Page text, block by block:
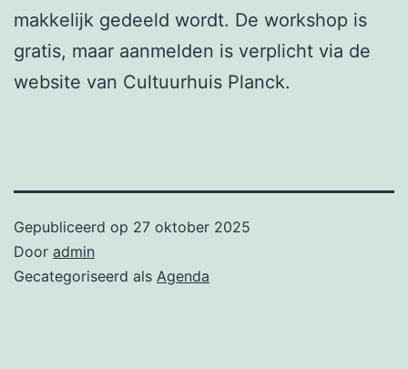
makkelijk gedeeld wordt. De workshop is
gratis, maar aanmelden is verplicht via de
website van Cultuurhuis Planck.
Gepubliceerd op 27 oktober 2025
Door admin
Gecategoriseerd als Agenda